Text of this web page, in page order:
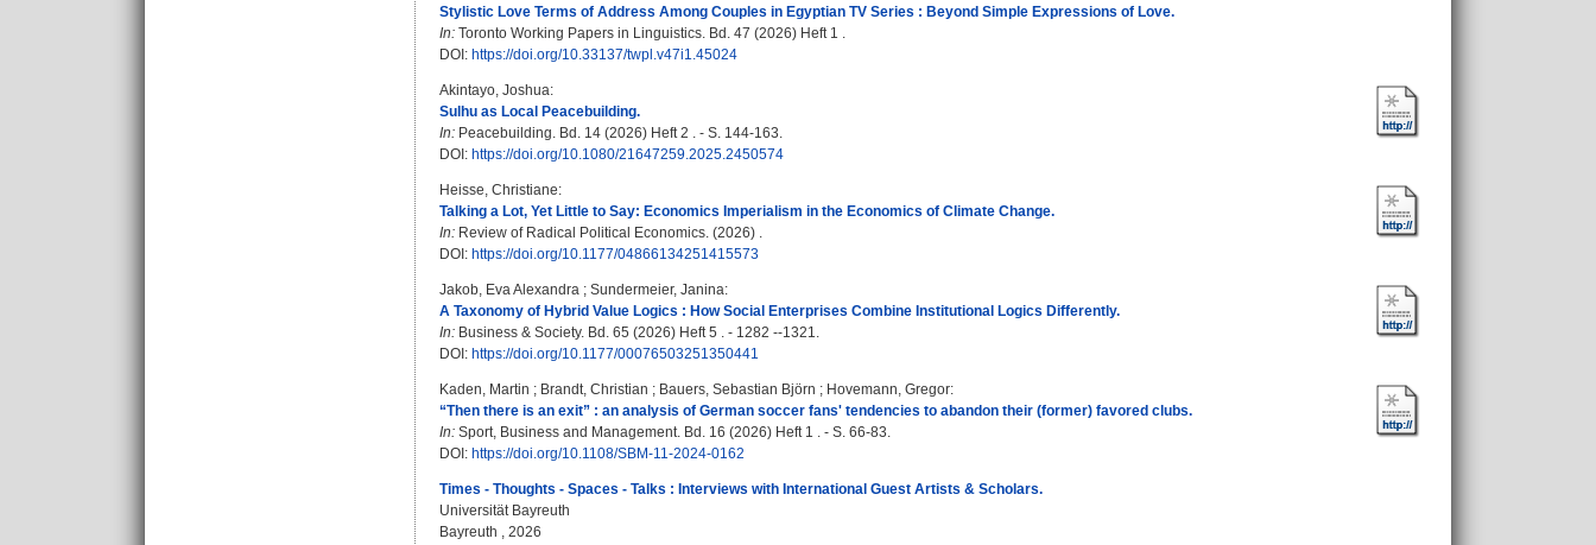
Stylistic Love Terms of Address Among Couples in Egyptian TV Series : Beyond Simple Expressions of Love.
In: Toronto Working Papers in Linguistics. Bd. 47 (2026) Heft 1 .
DOI: https://doi.org/10.33137/twpl.v47i1.45024
Akintayo, Joshua:
Sulhu as Local Peacebuilding.
In: Peacebuilding. Bd. 14 (2026) Heft 2 . - S. 144-163.
DOI: https://doi.org/10.1080/21647259.2025.2450574
Heisse, Christiane:
Talking a Lot, Yet Little to Say: Economics Imperialism in the Economics of Climate Change.
In: Review of Radical Political Economics. (2026) .
DOI: https://doi.org/10.1177/04866134251415573
Jakob, Eva Alexandra ; Sundermeier, Janina:
A Taxonomy of Hybrid Value Logics : How Social Enterprises Combine Institutional Logics Differently.
In: Business & Society. Bd. 65 (2026) Heft 5 . - 1282 --1321.
DOI: https://doi.org/10.1177/00076503251350441
Kaden, Martin ; Brandt, Christian ; Bauers, Sebastian Björn ; Hovemann, Gregor:
“Then there is an exit” : an analysis of German soccer fans' tendencies to abandon their (former) favored clubs.
In: Sport, Business and Management. Bd. 16 (2026) Heft 1 . - S. 66-83.
DOI: https://doi.org/10.1108/SBM-11-2024-0162
Times - Thoughts - Spaces - Talks : Interviews with International Guest Artists & Scholars.
Universität Bayreuth
Bayreuth , 2026